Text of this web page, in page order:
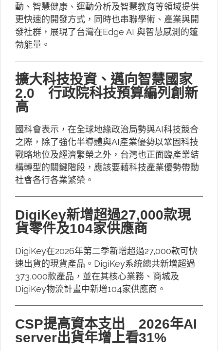
動、智慧健康、運動分析及智慧教育等領域提供
更快速的開發方式，同時也串聯學術、產業與開
發社群，展現了台灣在Edge AI 與智慧感測的蓬
勃能量。
擴大科技投資、邁向智慧國家
2.0 行政院科技預算編列創新
高
國科會表示，在全球地緣政治局勢與AI科技競合
之際，除了強化半導體與AI產業優勢以鞏固科技
戰略地位及經濟繁榮之外，台灣也正面臨產業結
構轉型的關鍵階段，應該要藉科技產業優勢帶動
社會各行各業繁榮。
DigiKey新增超過27,000款現
貨零件及104家供應商
DigiKey在2026年第二季新增超過27,000款可快
速出貨的現貨產品。DigiKey系統總共新增超過
373,000款產品，並在其核心業務、商城及
DigiKey物流計畫中新增104家供應商。
CSP提高資本支出 2026年AI
server出貨年增上看31%